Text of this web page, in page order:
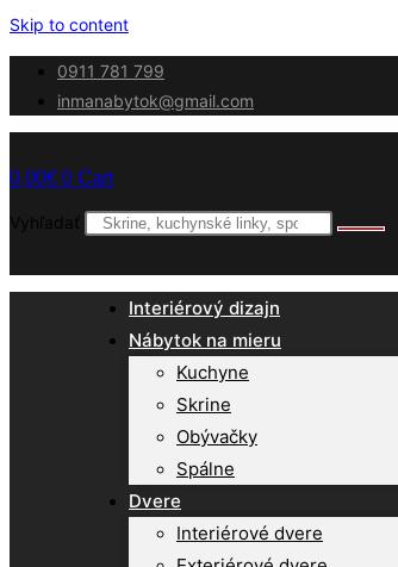
Skip to content
0911 781 799
inmanabytok@gmail.com
0,00€ 0 Cart
Vyhľadať
Interiérový dizajn
Nábytok na mieru
Kuchyne
Skrine
Obývačky
Spálne
Dvere
Interiérové dvere